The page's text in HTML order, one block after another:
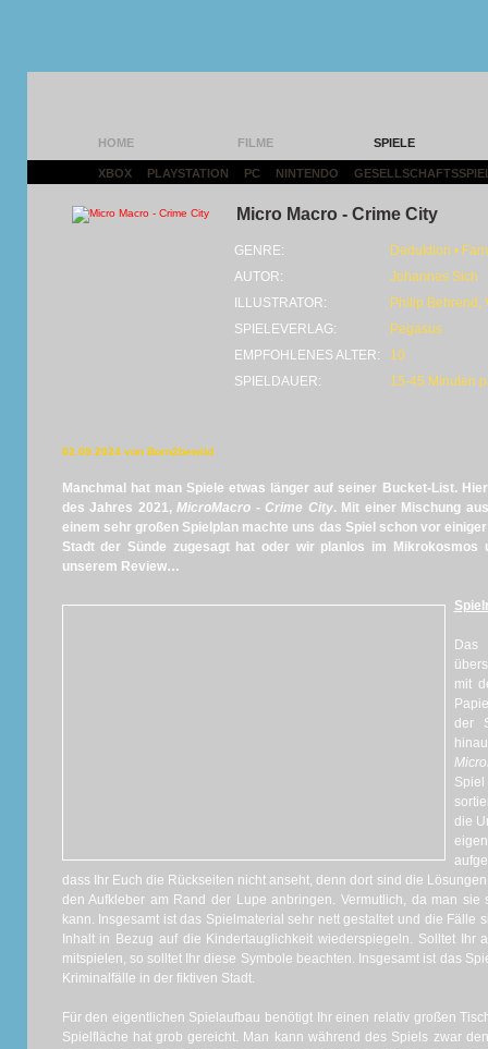
HOME FILME SPIELE
XBOX PLAYSTATION PC NINTENDO
Micro Macro - Crime City
GENRE:
Deduktion •
AUTOR:
Johannes Sich
ILLUSTRATOR:
Philip Behrend,
SPIELEVERLAG:
Pegasus
EMPFOHLENES ALTER:
10
SPIELDAUER:
15-45 Minuten
02.09.2024 von Born2bewild
Manchmal hat man Spiele etwas länger auf seiner Bucket-List.
des Jahres 2021, MicroMacro - Crime City. Mit einer Mischung
einem sehr großen Spielplan machte uns das Spiel schon vor
Stadt der Sünde zugesagt hat oder wir planlos im Mikrokosmos
unserem Review…
mit
der
Spiel
die
dass Ihr Euch die Rückseiten nicht anseht, denn dort sind die
den Aufkleber am Rand der Lupe anbringen. Vermutlich, da man
kann. Insgesamt ist das Spielmaterial sehr nett gestaltet und die Fälle
Inhalt in Bezug auf die Kindertauglichkeit wiederspiegeln. Solltet Ihr
mitspielen, so solltet Ihr diese Symbole beachten. Insgesamt ist das
Kriminalfälle in der fiktiven Stadt.
Für den eigentlichen Spielaufbau benötigt Ihr einen relativ großen
Spielfläche hat grob gereicht. Man kann während des Spiels zwar